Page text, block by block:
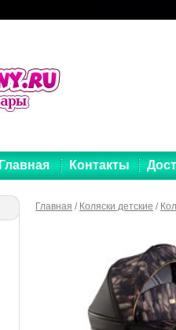
Главная Контакты
Главная / Коляски детские /